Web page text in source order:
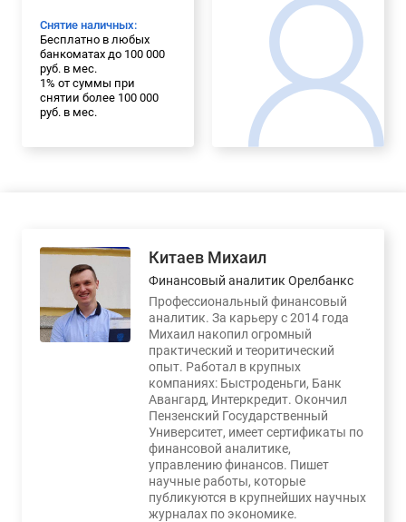
Снятие наличных:
Бесплатно в любых
банкоматах до 100 000
руб. в мес.
1% от суммы при
снятии более 100 000
руб. в мес.
Китаев Михаил
Финансовый аналитик Орелбанкс
Профессиональный финансовый
аналитик. За карьеру с 2014 года
Михаил накопил огромный
практический и теоритический
опыт. Работал в крупных
компаниях: Быстроденьги, Банк
Авангард, Интеркредит. Окончил
Пензенский Государственный
Университет, имеет сертификаты по
финансовой аналитике,
управлению финансов. Пишет
научные работы, которые
публикуются в крупнейших научных
журналах по экономике.